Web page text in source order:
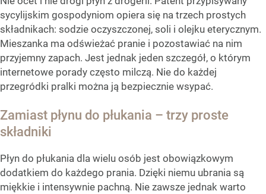
sycylijskim gospodyniom opiera się na trzech prostych
składnikach: sodzie oczyszczonej, soli i olejku eterycznym.
Mieszanka ma odświeżać pranie i pozostawiać na nim
przyjemny zapach. Jest jednak jeden szczegół, o którym
internetowe porady często milczą. Nie do każdej
przegródki pralki można ją bezpiecznie wsypać.
Zamiast płynu do płukania – trzy proste
składniki
Płyn do płukania dla wielu osób jest obowiązkowym
dodatkiem do każdego prania. Dzięki niemu ubrania są
miękkie i intensywnie pachną. Nie zawsze jednak warto